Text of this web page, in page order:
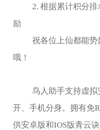
2.根据累计积分
励
祝各位上仙都能
哦！
鸟人助手支持虚
开、手机分身。拥有免
供安卓版和IOS版青云